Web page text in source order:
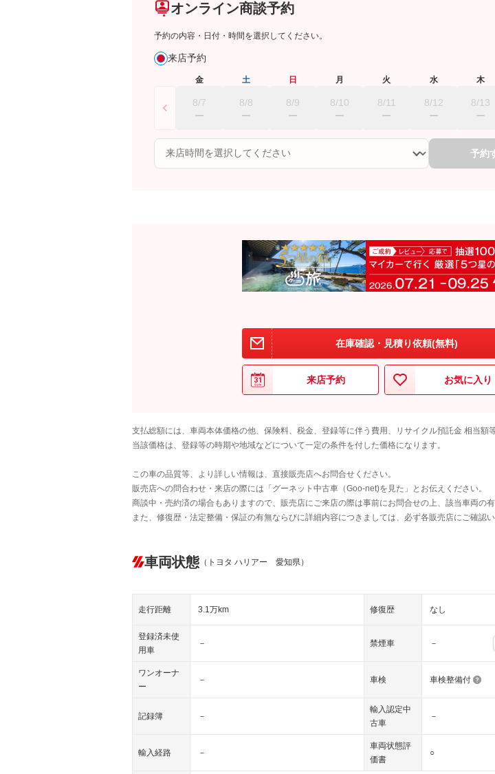
オンライン商談予約
予約の内容・日付・時間を選択してください。
来店予約
金
8/7
土
8/8
日
8/9
月
8/10
火
8/11
水
8/12
木
8/13
予約
在庫確認・見積り依頼(無料)
来店予約 お気に入り
支払総額には、車両本体価格の他、保険料、税金、登録等に伴う費用、リサイクル預託金 相当額
当該価格は、登録等の時期や地域などについて一定の条件を付した価格になります。
この車の品質等、より詳しい情報は、直接販売店へお問合せください。
販売店への問合わせ・来店の際には「グーネット中古車（Goo-net)を見た」とお伝えください。
商談中・売約済の場合もありますので、販売店にご来店の際は事前にお問合せの上、該当車両の有
また、修復歴・法定整備・保証の有無ならびに詳細内容につきましては、必ず各販売店にご確認
車両状態 （トヨタ ハリアー 愛知県）
走行距離 3.1万km 修復歴 なし
登録済未使
用車
－ 禁煙車 －
ワンオーナ
ー
－ 車検 車検整備付
記録簿 －
輸入認定中
古車
－
輸入経路 －
車両状態評
価書
○